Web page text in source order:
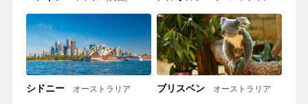
シドニー オーストラリア ブリスベン オーストラリア